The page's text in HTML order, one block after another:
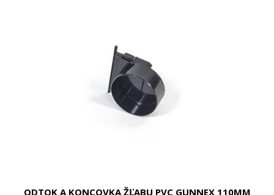
ODTOK A KONCOVKA ŽĽABU PVC GUNNEX 110MM